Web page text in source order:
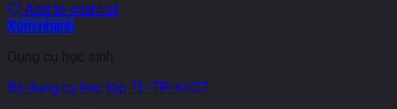
Add to wishlist
Xem nhanh
Dụng cụ học sinh
Bộ dụng cụ học tập TL-TP-Kit07